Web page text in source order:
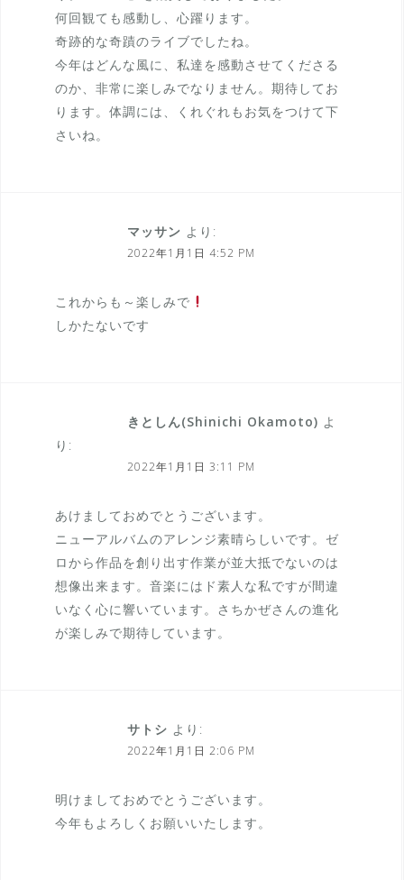
何回観ても感動し、心躍ります。
奇跡的な奇蹟のライブでしたね。
今年はどんな風に、私達を感動させてくださる
のか、非常に楽しみでなりません。期待してお
ります。体調には、くれぐれもお気をつけて下
さいね。
マッサン より:
2022年1月1日 4:52 PM
これからも～楽しみで
しかたないです️
きとしん(Shinichi Okamoto) よ
り:
2022年1月1日 3:11 PM
あけましておめでとうございます。
ニューアルバムのアレンジ素晴らしいです。ゼ
ロから作品を創り出す作業が並大抵でないのは
想像出来ます。音楽にはド素人な私ですが間違
いなく心に響いています。さちかぜさんの進化
が楽しみで期待しています。
サトシ より:
2022年1月1日 2:06 PM
明けましておめでとうございます。
今年もよろしくお願いいたします。